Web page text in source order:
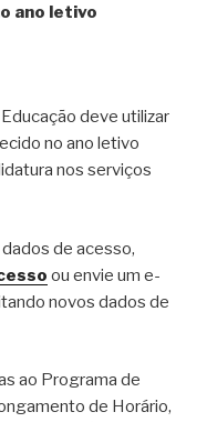
ano letivo
deve utilizar
no ano letivo
nos serviços
de acesso,
ou envie um e-
novos dados de
ao Programa de
de Horário,